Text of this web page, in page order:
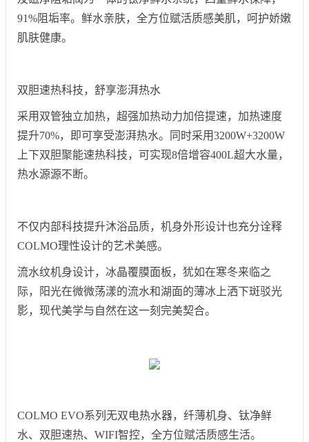
91%阻垢率。鲜水亲肤，全方位赋活质感美肌，呵护娇嫩
肌肤健康。
双胆速热科技，舒享澎湃热水
采用双管独立加热，超强加热动力加倍提速，加热速度
提升70%，即可享受澎湃热水。同时采用3200W+3200W
上下双胆聚能速热科技，可实现8倍增容400L超大水量，
热水源源不断。
不仅内部科技提升沐浴品质，机身外形设计也充分诠释
COLMO理性设计的艺术美感。
流水纹机身设计，冰晶覆膜面板，犹如在寒冬来临之
际，阳光在微微荡漾的流水和湖面的薄冰上洒下斑驳光
影，现代美学与自然在这一刻完美契合。
COLMO EVO系列无双电热水器，纤薄机身、钛净鲜
水、双胆速热、WIFI智控，全方位赋活质感生活。